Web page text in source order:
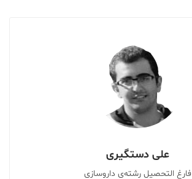
علی دستگیری
فارغ التحصیل رشته‌ی داروسازی